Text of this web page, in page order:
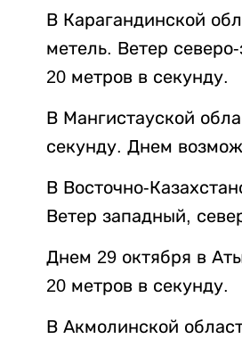
В Карагандинской
метель. Ветер
20 метров в секунду.
В Мангистауской
секунду. Днем
В Восточно-
Ветер западный,
Днем 29 октября в
20 метров в секунду.
В Акмолинской